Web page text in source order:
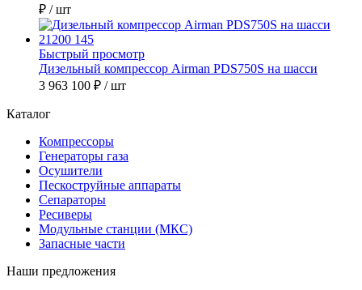
₽ / шт
Быстрый просмотр
Дизельный компрессор Airman PDS750S на шасси
3 963 100 ₽ / шт
Каталог
Компрессоры
Генераторы газа
Осушители
Пескоструйные аппараты
Сепараторы
Ресиверы
Модульные станции (МКС)
Запасные части
Наши предложения